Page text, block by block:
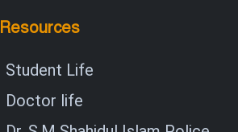
Resources
Student Life
Doctor life